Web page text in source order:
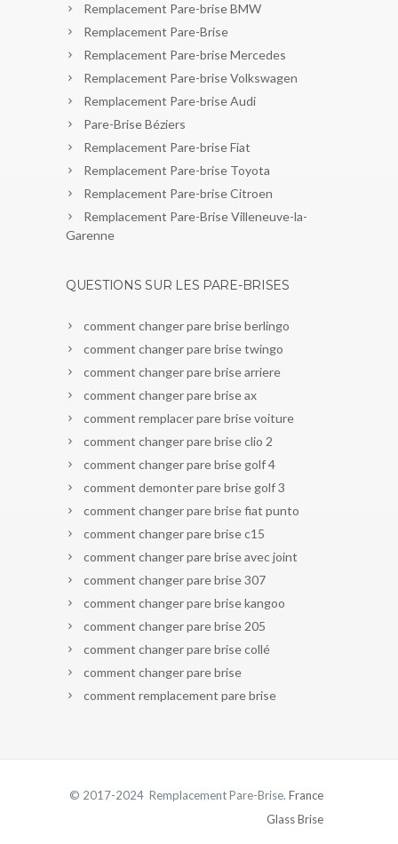
Remplacement Pare-brise BMW
Remplacement Pare-Brise
Remplacement Pare-brise Mercedes
Remplacement Pare-brise Volkswagen
Remplacement Pare-brise Audi
Pare-Brise Béziers
Remplacement Pare-brise Fiat
Remplacement Pare-brise Toyota
Remplacement Pare-brise Citroen
Remplacement Pare-Brise Villeneuve-la-
Garenne
QUESTIONS SUR LES PARE-BRISES
comment changer pare brise berlingo
comment changer pare brise twingo
comment changer pare brise arriere
comment changer pare brise ax
comment remplacer pare brise voiture
comment changer pare brise clio 2
comment changer pare brise golf 4
comment demonter pare brise golf 3
comment changer pare brise fiat punto
comment changer pare brise c15
comment changer pare brise avec joint
comment changer pare brise 307
comment changer pare brise kangoo
comment changer pare brise 205
comment changer pare brise collé
comment changer pare brise
comment remplacement pare brise
© 2017-2024 Remplacement Pare-Brise. France
Glass Brise